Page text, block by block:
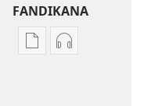
FANDIKANA
FandikanaFandikana